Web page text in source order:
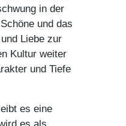
in der
und das
Liebe zur
Kultur weiter
und Tiefe
es eine